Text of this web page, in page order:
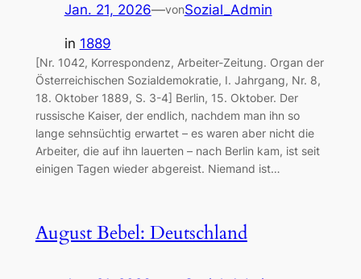
Jan. 21, 2026—vonSozial_Admin
in 1889
[Nr. 1042, Korrespondenz, Arbeiter-Zeitung. Organ der
Österreichischen Sozialdemokratie, I. Jahrgang, Nr. 8,
18. Oktober 1889, S. 3-4] Berlin, 15. Oktober. Der
russische Kaiser, der endlich, nachdem man ihn so
lange sehnsüchtig erwartet – es waren aber nicht die
Arbeiter, die auf ihn lauerten – nach Berlin kam, ist seit
einigen Tagen wieder abgereist. Niemand ist…
August Bebel: Deutschland